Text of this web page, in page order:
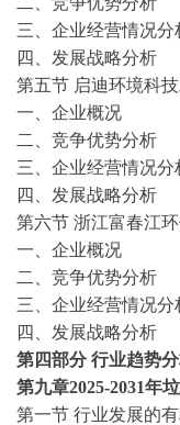
三、企业经营情况分
四、发展战略分析
第五节 启迪环境科
一、企业概况
二、竞争优势分析
三、企业经营情况分
四、发展战略分析
第六节 浙江富春江
一、企业概况
二、竞争优势分析
三、企业经营情况分
四、发展战略分析
第四部分 行业趋势
第九章2025-2031年
第一节 行业发展的